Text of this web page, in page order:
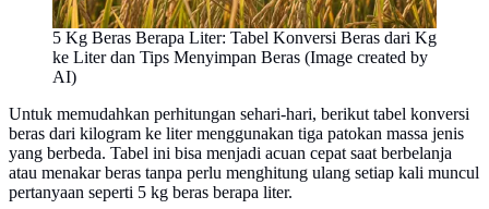
5 Kg Beras Berapa Liter: Tabel Konversi Beras dari Kg
ke Liter dan Tips Menyimpan Beras (Image created by
AI)
Untuk memudahkan perhitungan sehari-hari, berikut tabel konversi
beras dari kilogram ke liter menggunakan tiga patokan massa jenis
yang berbeda. Tabel ini bisa menjadi acuan cepat saat berbelanja
atau menakar beras tanpa perlu menghitung ulang setiap kali muncul
pertanyaan seperti 5 kg beras berapa liter.